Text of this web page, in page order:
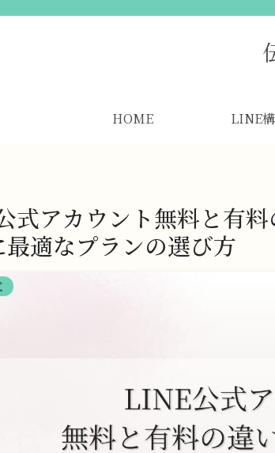
HOME LINE
式アカウント無料と有
最適なプランの選び方